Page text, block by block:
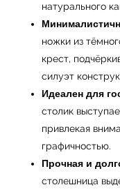
натурального
ножки из
крест,
силуэт
Идеален для
столик
привлекая
графичностью.
Прочная и
столешница